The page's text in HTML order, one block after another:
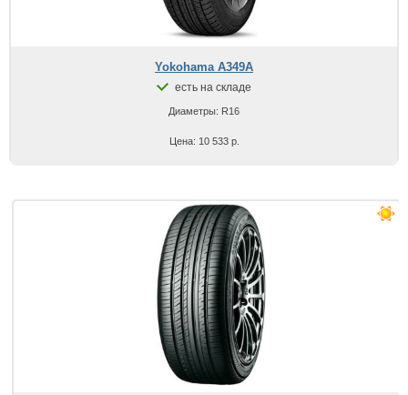
Yokohama A349A
есть на складе
Диаметры: R16
Цена: 10 533 р.